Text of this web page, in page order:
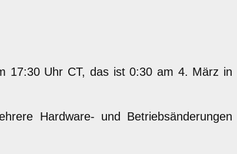
17:30 Uhr CT, das ist 0:30 am 4. März in
Hardware- und Betriebsänderungen